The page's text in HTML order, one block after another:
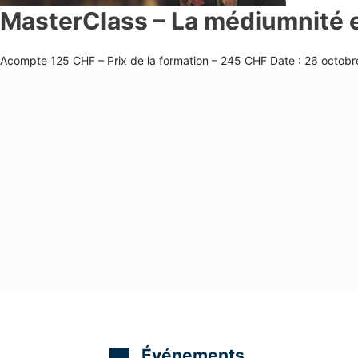
MasterClass – La
Acompte 125 CHF – Prix de la formation – 245 CHF Date : 26